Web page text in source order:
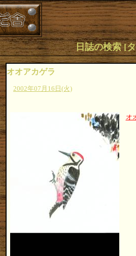
日誌の検索 [
オオアカゲラ
2002年07月16日(火)
オ